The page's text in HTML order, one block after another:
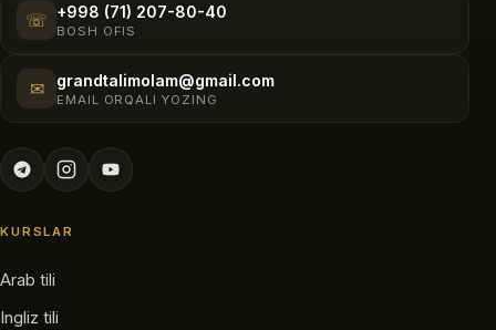
☏ +998 (71) 207-80-40
BOSH OFIS
✉ grandtalimolam@gmail.com
EMAIL ORQALI YOZING
KURSLAR
Arab tili
Ingliz tili